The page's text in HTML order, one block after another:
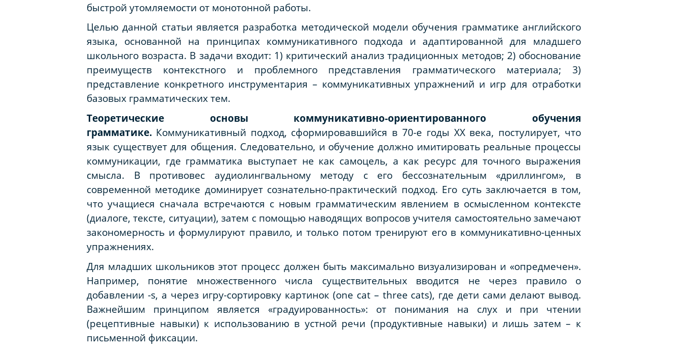
быстрой утомляемости от монотонной работы.
Целью данной статьи является разработка методической модели обучения грамматике английского
языка, основанной на принципах коммуникативного подхода и адаптированной для младшего
школьного возраста. В задачи входит: 1) критический анализ традиционных методов; 2) обоснование
преимуществ контекстного и проблемного представления грамматического материала; 3)
представление конкретного инструментария – коммуникативных упражнений и игр для отработки
базовых грамматических тем.
Теоретические основы коммуникативно-ориентированного обучения
грамматике. Коммуникативный подход, сформировавшийся в 70-е годы XXвека, постулирует, что
язык существует для общения. Следовательно, и обучение должно имитировать реальные процессы
коммуникации, где грамматика выступает не как самоцель, а как ресурс для точного выражения
смысла. В противовес аудиолингвальному методу с его бессознательным «дриллингом», в
современной методике доминирует сознательно-практический подход. Его суть заключается в том,
что учащиеся сначала встречаются с новым грамматическим явлением в осмысленном контексте
(диалоге, тексте, ситуации), затем с помощью наводящих вопросов учителя самостоятельно замечают
закономерность и формулируют правило, и только потом тренируют его в коммуникативно-ценных
упражнениях.
Для младших школьников этот процесс должен быть максимально визуализирован и «опредмечен».
Например, понятие множественного числа существительных вводится не через правило о
добавлении -s, а через игру-сортировку картинок (one cat– three cats), где дети сами делают вывод.
Важнейшим принципом является «градуированность»: от понимания на слух и при чтении
(рецептивные навыки) к использованию в устной речи (продуктивные навыки) и лишь затем – к
письменной фиксации.